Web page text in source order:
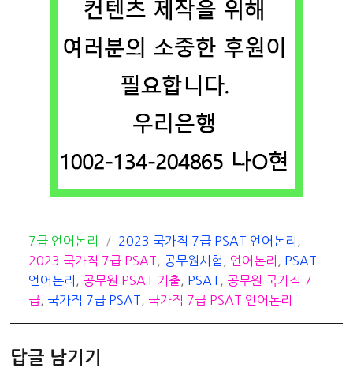
카
테
고
리
7급 언어논리
태
그
2023 국가직 7급 PSAT 언어논리
2023 국가직 7급 PSAT
공무원시험 언어논리
PSAT
언어논리
공무원 PSAT 기출 PSAT
공무원 국가직 7
급
국가직 7급 PSAT 국가직 7급 PSAT 언어논리
답글 남기기